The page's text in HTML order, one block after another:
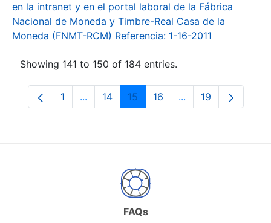
en la intranet y en el portal laboral de la Fábrica
Nacional de Moneda y Timbre-Real Casa de la
Moneda (FNMT-RCM) Referencia: 1-16-2011
Showing 141 to 150 of 184 entries.
Page
1 ...Intermediate Pages Use TAB to navigate.
Page
14 Page
15 Page
16 ...Intermediate
Page
19
FAQs